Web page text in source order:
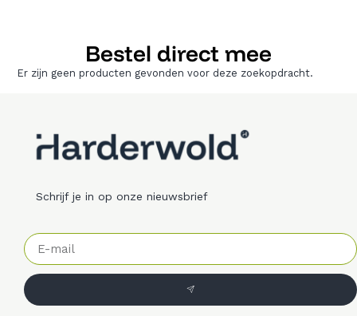
Bestel direct mee
Er zijn geen producten gevonden voor deze zoekopdracht.
Schrijf je in op onze nieuwsbrief